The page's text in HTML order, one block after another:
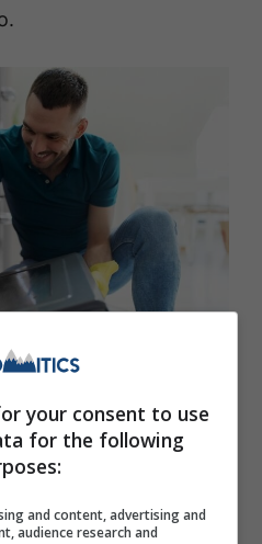
doppio vetro) con pochi
vecchio e
Infatti residui di
your consent to use
for the following
and content, advertising and
audience research and